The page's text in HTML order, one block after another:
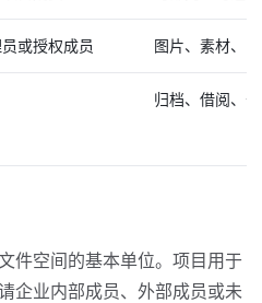
或授权成员 图片、素材、
归档、借阅、
件空间的基本单位。项目用于
企业内部成员、外部成员或未